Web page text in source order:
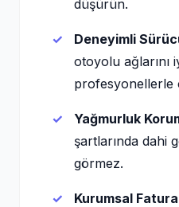
düşürün.
Deneyimli
otoyolu ağlarını
profesyonellerle
Yağmurluk
şartlarında dahi
görmez.
Kurumsal